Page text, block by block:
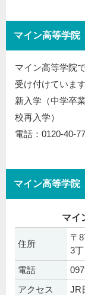
マイン高等学
マイン高等学院
受け付けていま
新入学（中学卒
校再入学）
電話：0120-40-
マイン高等学
マイ
住所
〒
3
電話
アクセス
JR